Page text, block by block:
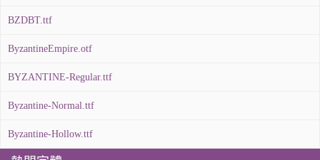
BZDBT.ttf
ByzantineEmpire.otf
BYZANTINE-Regular.ttf
Byzantine-Normal.ttf
Byzantine-Hollow.ttf